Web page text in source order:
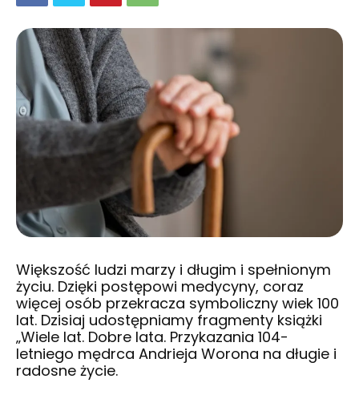
Większość ludzi marzy i długim i spełnionym
życiu. Dzięki postępowi medycyny, coraz
więcej osób przekracza symboliczny wiek 100
lat. Dzisiaj udostępniamy fragmenty książki
„Wiele lat. Dobre lata. Przykazania 104-
letniego mędrca Andrieja Worona na długie i
radosne życie.